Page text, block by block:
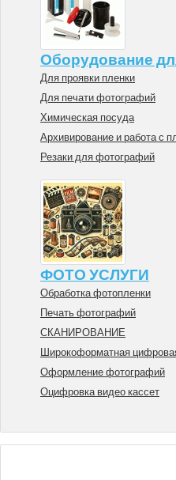
Оборудование
Для проявки пленки
Для печати фотографий
Химическая посуда
Архивирование и работа с
Резаки для фотографий
ФОТО УСЛУГИ
Обработка фотопленки
Печать фотографий
СКАНИРОВАНИЕ
Широкоформатная
Оформление фотографий
Оцифровка видео кассет